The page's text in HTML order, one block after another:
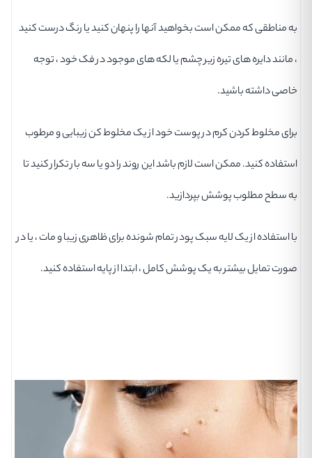
به مناطقی که ممکن است بخواهید آنها را پنهان کنید یا رنگ درست کنید
، مانند دایره های تیره زیر چشم یا لکه های موجود در فک خود ، توجه
خاصی داشته باشید.
برای مخلوط کردن کرم در پوست خود از یک مخلوط کن زیبایی و مرطوب
استفاده کنید. ممکن است لازم باشد این روند را دو یا سه بار تکرار کنید تا
به سطح مطلوب پوشش بپردازید.
با استفاده از یک لایه سبک پودر تمام شونده برای ظاهری زیبا و مات ، یا در
صورت تمایل بیشتر به یک پوشش کامل ، ابتدا از پایه استفاده کنید.